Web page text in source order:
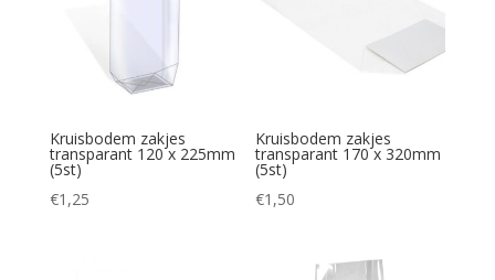
Kruisbodem zakjes
transparant 120 x 225mm
(5st)
€1,25
Kruisbodem zakjes
transparant 170 x 320mm
(5st)
€1,50